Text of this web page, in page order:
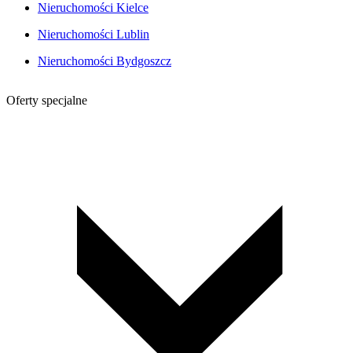
Nieruchomości Kielce
Nieruchomości Lublin
Nieruchomości Bydgoszcz
Oferty specjalne